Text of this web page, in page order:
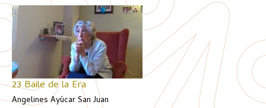
23 Baile de la Era
Angelines Ayúcar San Juan